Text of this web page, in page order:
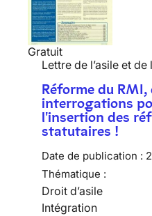
Gratuit
Lettre de l’asile et de
Réforme du
interrogations
l'insertion des
statutaires !
Date de publication :
Thématique :
Droit d’asile
Intégration